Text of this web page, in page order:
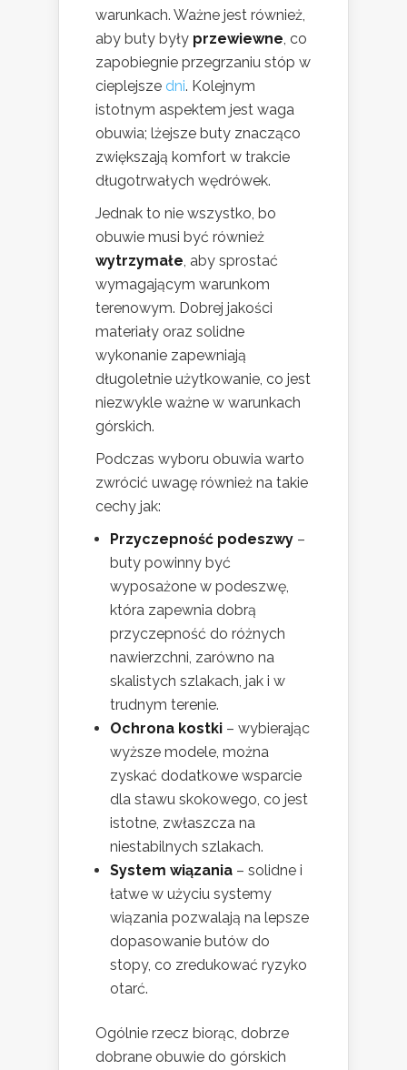
warunkach. Ważne jest również,
aby buty były przewiewne, co
zapobiegnie przegrzaniu stóp w
cieplejsze dni. Kolejnym
istotnym aspektem jest waga
obuwia; lżejsze buty znacząco
zwiększają komfort w trakcie
długotrwałych wędrówek.
Jednak to nie wszystko, bo
obuwie musi być również
wytrzymałe, aby sprostać
wymagającym warunkom
terenowym. Dobrej jakości
materiały oraz solidne
wykonanie zapewniają
długoletnie użytkowanie, co jest
niezwykle ważne w warunkach
górskich.
Podczas wyboru obuwia warto
zwrócić uwagę również na takie
cechy jak:
Przyczepność podeszwy –
buty powinny być
wyposażone w podeszwę,
która zapewnia dobrą
przyczepność do różnych
nawierzchni, zarówno na
skalistych szlakach, jak i w
trudnym terenie.
Ochrona kostki – wybierając
wyższe modele, można
zyskać dodatkowe wsparcie
dla stawu skokowego, co jest
istotne, zwłaszcza na
niestabilnych szlakach.
System wiązania – solidne i
łatwe w użyciu systemy
wiązania pozwalają na lepsze
dopasowanie butów do
stopy, co zredukować ryzyko
otarć.
Ogólnie rzecz biorąc, dobrze
dobrane obuwie do górskich